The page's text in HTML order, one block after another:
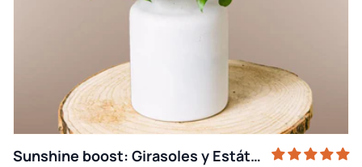
Sunshine boost: Girasoles y Estátice